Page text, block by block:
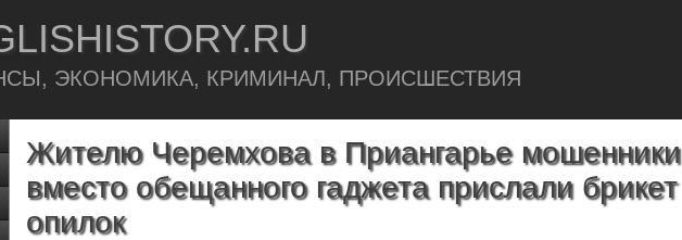
ЭКОНОМИКА, КРИМИНАЛ, ПРОИСШЕСТВИЯ
Жителю Черемхова в Приангарье мошенники
вместо обещанного гаджета прислали брикет
опилок